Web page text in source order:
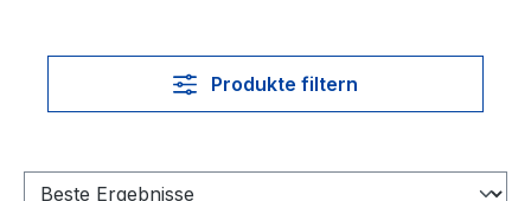
Produkte filtern